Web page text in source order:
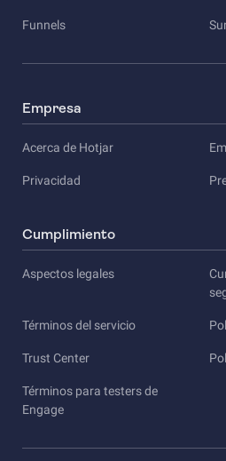
Funnels
Empresa
Acerca de Hotjar
Privacidad
Cumplimiento
Aspectos legales
Términos del servicio
Trust Center
Términos para testers de
Engage